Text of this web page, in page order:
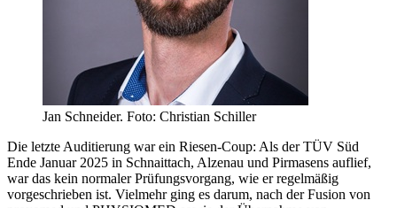
Jan Schneider. Foto: Christian Schiller
Die letzte Auditierung war ein Riesen-Coup: Als der TÜV Süd
Ende Januar 2025 in Schnaittach, Alzenau und Pirmasens auflief,
war das kein normaler Prüfungsvorgang, wie er regelmäßig
vorgeschrieben ist. Vielmehr ging es darum, nach der Fusion von